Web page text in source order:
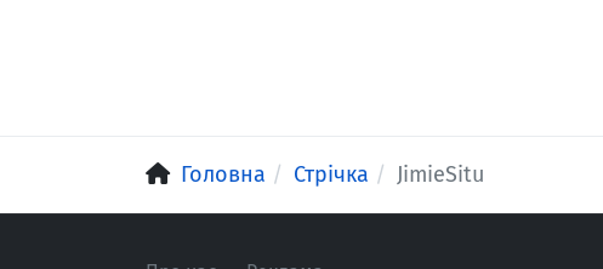
Головна Стрічка JimieSitu